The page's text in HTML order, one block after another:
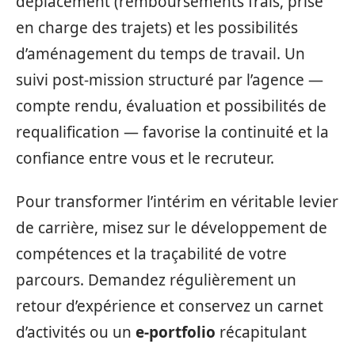
en charge des trajets) et les possibilités
d’aménagement du temps de travail. Un
suivi post-mission structuré par l’agence —
compte rendu, évaluation et possibilités de
requalification — favorise la continuité et la
confiance entre vous et le recruteur.
Pour transformer l’intérim en véritable levier
de carrière, misez sur le développement de
compétences et la traçabilité de votre
parcours. Demandez régulièrement un
retour d’expérience et conservez un carnet
d’activités ou un e-portfolio récapitulant